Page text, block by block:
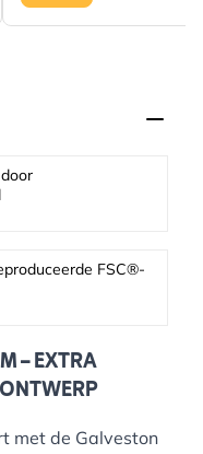
FSC®-
– EXTRA
met de Galveston